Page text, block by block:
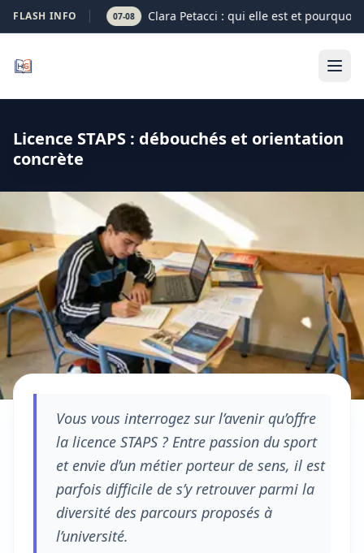
FLASH INFO 07-08 Clara Petacci : qui elle est et pourquoi
Licence STAPS : débouchés et orientation
concrète
Vous vous interrogez sur l’avenir qu’offre
la licence STAPS ? Entre passion du sport
et envie d’un métier porteur de sens, il est
parfois difficile de s’y retrouver parmi la
diversité des parcours proposés à
l’université.